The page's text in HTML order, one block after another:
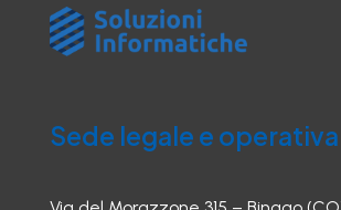
Sede legale e operativa